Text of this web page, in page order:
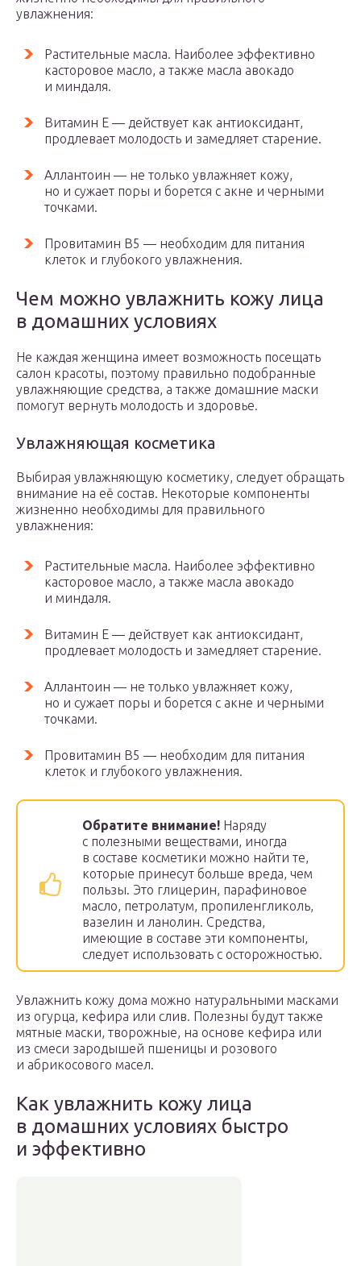
увлажнения:
Растительные масла. Наиболее эффективно
касторовое масло, а также масла авокадо
и миндаля.
Витамин E — действует как антиоксидант,
продлевает молодость и замедляет старение.
Аллантоин — не только увлажняет кожу,
но и сужает поры и борется с акне и черными
точками.
Провитамин B5 — необходим для питания
клеток и глубокого увлажнения.
Чем можно увлажнить кожу лица
в домашних условиях
Не каждая женщина имеет возможность посещать
салон красоты, поэтому правильно подобранные
увлажняющие средства, а также домашние маски
помогут вернуть молодость и здоровье.
Увлажняющая косметика
Выбирая увлажняющую косметику, следует обращать
внимание на её состав. Некоторые компоненты
жизненно необходимы для правильного
увлажнения:
Растительные масла. Наиболее эффективно
касторовое масло, а также масла авокадо
и миндаля.
Витамин E — действует как антиоксидант,
продлевает молодость и замедляет старение.
Аллантоин — не только увлажняет кожу,
но и сужает поры и борется с акне и черными
точками.
Провитамин B5 — необходим для питания
клеток и глубокого увлажнения.
Обратите внимание! Наряду
с полезными веществами, иногда
в составе косметики можно найти те,
которые принесут больше вреда, чем
пользы. Это глицерин, парафиновое
масло, петролатум, пропиленгликоль,
вазелин и ланолин. Средства,
имеющие в составе эти компоненты,
следует использовать с осторожностью.
Увлажнить кожу дома можно натуральными масками
из огурца, кефира или слив. Полезны будут также
мятные маски, творожные, на основе кефира или
из смеси зародышей пшеницы и розового
и абрикосового масел.
Как увлажнить кожу лица
в домашних условиях быстро
и эффективно